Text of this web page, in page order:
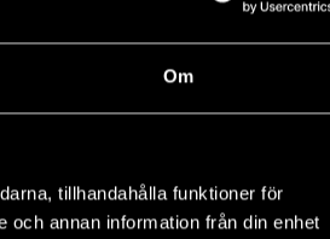
Om
tillhandahålla funktioner för
annan information från din enhet